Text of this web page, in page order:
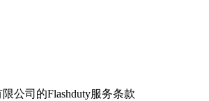
公司的Flashduty服务条款